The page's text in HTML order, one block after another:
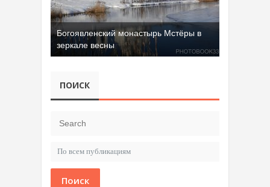
Богоявленский монастырь Мстёры в
зеркале весны
Добрятинский карьер (д. Алферово)
ПОИСК
Поиск